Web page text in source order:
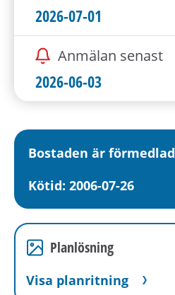
2026-07-01
Anmälan senast
2026-06-03
Bostaden är förmedlad
Kötid: 2006-07-26
Planlösning
Visa planritning